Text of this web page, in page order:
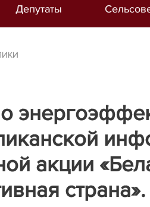
Депутаты
акции